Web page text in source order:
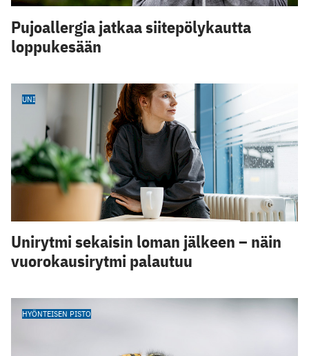
Pujoallergia jatkaa siitepölykautta
loppukesään
UNI
Unirytmi sekaisin loman jälkeen – näin
vuorokausirytmi palautuu
HYÖNTEISEN PISTO